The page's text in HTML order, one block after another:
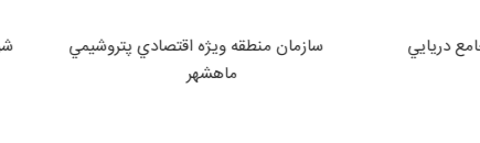
وزارت نفت روابط عمومی